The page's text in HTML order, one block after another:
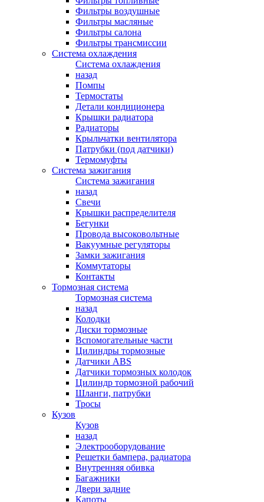
Фильтры воздушные
Фильтры масляные
Фильтры салона
Фильтры трансмиссии
Система охлаждения
Система охлаждения
назад
Помпы
Термостаты
Детали кондиционера
Крышки радиатора
Радиаторы
Крыльчатки вентилятора
Патрубки (под датчики)
Термомуфты
Система зажигания
Система зажигания
назад
Свечи
Крышки распределителя
Бегунки
Провода высоковольтные
Вакуумные регуляторы
Замки зажигания
Коммутаторы
Контакты
Тормозная система
Тормозная система
назад
Колодки
Диски тормозные
Вспомогательные части
Цилиндры тормозные
Датчики ABS
Датчики тормозных колодок
Цилиндр тормозной рабочий
Шланги, патрубки
Тросы
Кузов
Кузов
назад
Электрооборудование
Решетки бампера, радиатора
Внутренняя обивка
Багажники
Двери задние
Капоты